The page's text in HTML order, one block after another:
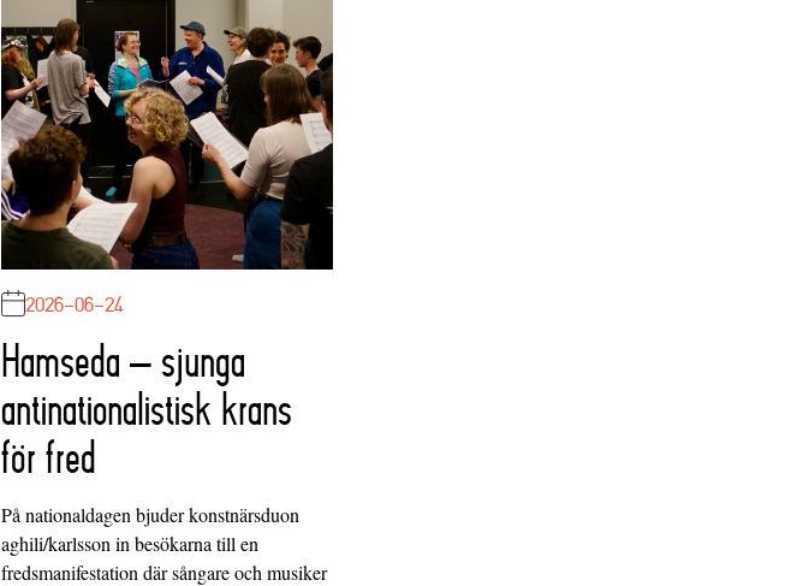
2026-06-24
Hamseda – sjunga
antinationalistisk krans
för fred
På nationaldagen bjuder konstnärsduon
aghili/karlsson in besökarna till en
fredsmanifestation där sångare och musiker